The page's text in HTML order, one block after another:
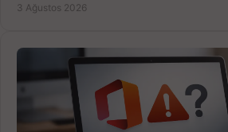
3 Ağustos 2026